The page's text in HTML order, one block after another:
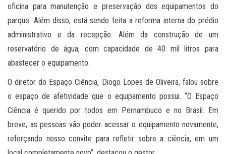
oficina para manutenção e preservação dos equipamentos do
parque. Além disso, está sendo feita a reforma interna do prédio
administrativo e da recepção. Além da construção de um
reservatório de água, com capacidade de 40 mil litros para
abastecer o equipamento.
O diretor do Espaço Ciência, Diogo Lopes de Oliveira, falou sobre
o espaço de afetividade que o equipamento possui. “O Espaço
Ciência é querido por todos em Pernambuco e no Brasil. Em
breve, as pessoas vão poder acessar o equipamento novamente,
reforçando nosso convite para refletir sobre a ciência, em um